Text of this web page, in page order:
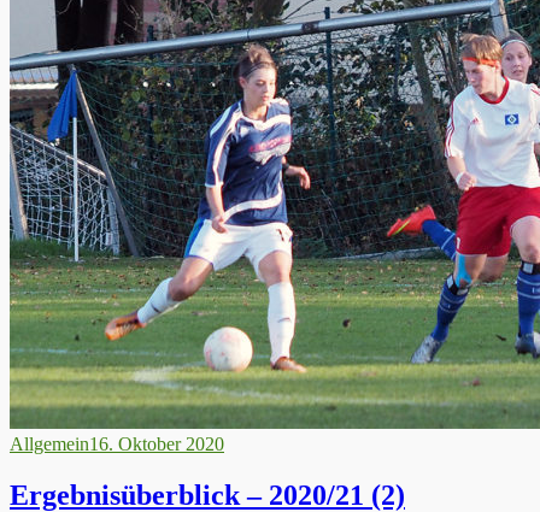
Allgemein16. Oktober 2020
Ergebnisüberblick – 2020/21 (2)